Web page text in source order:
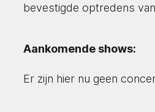
bevestigde optredens
Aankomende shows:
Er zijn hier nu geen